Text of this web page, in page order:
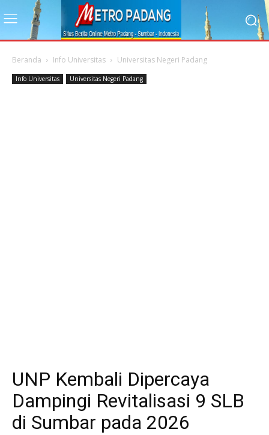
Beranda Info Universitas Universitas Negeri Padang
Info Universitas Universitas Negeri Padang
UNP Kembali Dipercaya
Dampingi Revitalisasi 9 SLB
di Sumbar pada 2026